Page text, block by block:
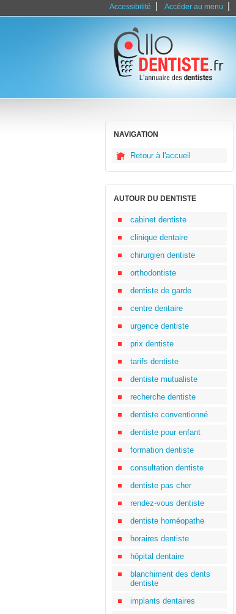
Accessibilité Accéder au menu
NAVIGATION
Retour à l'accueil
AUTOUR DU DENTISTE
cabinet dentiste
clinique dentaire
chirurgien dentiste
orthodontiste
dentiste de garde
centre dentaire
urgence dentiste
prix dentiste
tarifs dentiste
dentiste mutualiste
recherche dentiste
dentiste conventionné
dentiste pour enfant
formation dentiste
consultation dentiste
dentiste pas cher
rendez-vous dentiste
dentiste homéopathe
horaires dentiste
hôpital dentaire
blanchiment des dents
dentiste
implants dentaires